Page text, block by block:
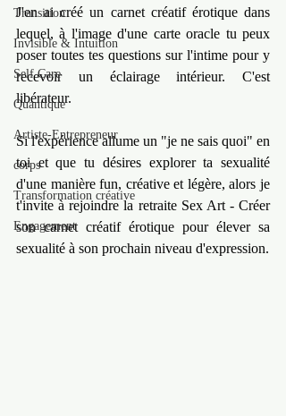
Transition
Invisible & Intuition
Self Care
Quantique
Artiste-Entrepreneur
corps
Transformation créative
Engagement
J'en ai créé un carnet créatif érotique dans
lequel, à l'image d'une carte oracle tu peux
poser toutes tes questions sur l'intime pour y
recevoir un éclairage intérieur. C'est
libérateur.
Si l'expérience allume un "je ne sais quoi" en
toi et que tu désires explorer ta sexualité
d'une manière fun, créative et légère, alors je
t'invite à rejoindre la retraite Sex Art - Créer
son carnet créatif érotique pour élever sa
sexualité à son prochain niveau d'expression.